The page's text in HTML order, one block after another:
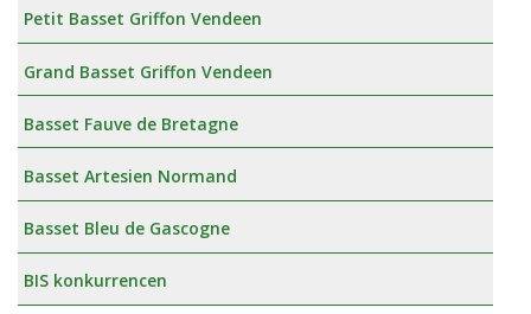
Petit Basset Griffon Vendeen
Grand Basset Griffon Vendeen
Basset Fauve de Bretagne
Basset Artesien Normand
Basset Bleu de Gascogne
BIS konkurrencen